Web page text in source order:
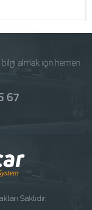
bilgi almak için hemen
67
Saklıdır.